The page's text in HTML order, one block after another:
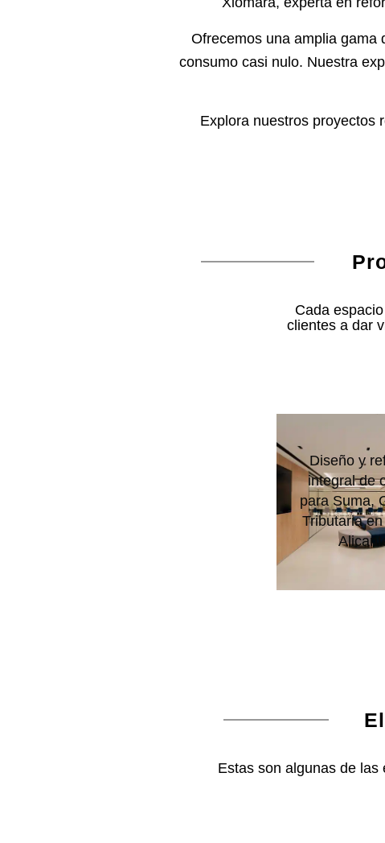
Ofrecemos una amplia gama
consumo casi nulo. Nuestra
Explora nuestros proyectos
Cada
clientes a dar
Diseño y
integral de
para Suma,
Tributaria
Estas son algunas de